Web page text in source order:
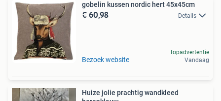
gobelin kussen nordic hert 45x45cm
€ 60,98 Details
Bezoek website
Topadvertentie
Vandaag
Huize jolie prachtig wandkleed